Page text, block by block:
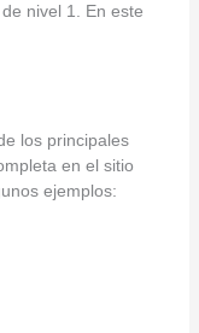
nivel 1. En este
los principales
en el sitio
ejemplos: